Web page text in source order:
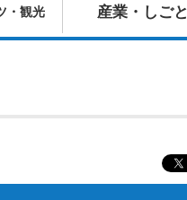
・観光 産業・しごと